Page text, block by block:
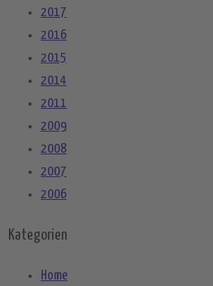
2017
2016
2015
2014
2011
2009
2008
2007
2006
Kategorien
Home